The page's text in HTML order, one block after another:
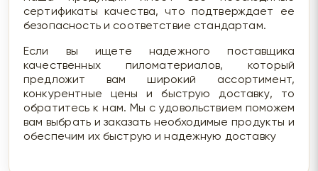
сертификаты качества, что подтверждает ее
безопасность и соответствие стандартам.
Если вы ищете надежного поставщика
качественных пиломатериалов, который
предложит вам широкий ассортимент,
конкурентные цены и быструю доставку, то
обратитесь к нам. Мы с удовольствием поможем
вам выбрать и заказать необходимые продукты и
обеспечим их быструю и надежную доставку